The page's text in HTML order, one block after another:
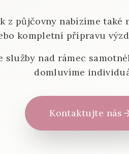
z půjčovny nabízíme také
kompletní přípravu
služby nad rámec
domluvíme
Kontaktujte nás